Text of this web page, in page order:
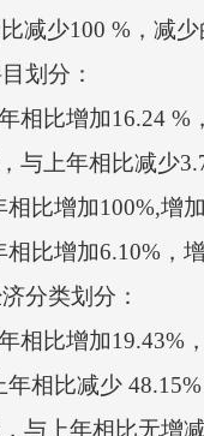
少100 %，减少
划分：
比增加16.24 %
上年相比减少
增加100%,增加
增加6.10%，增
分类划分：
比增加19.43%，
比减少 48.15%
上年相比无增减